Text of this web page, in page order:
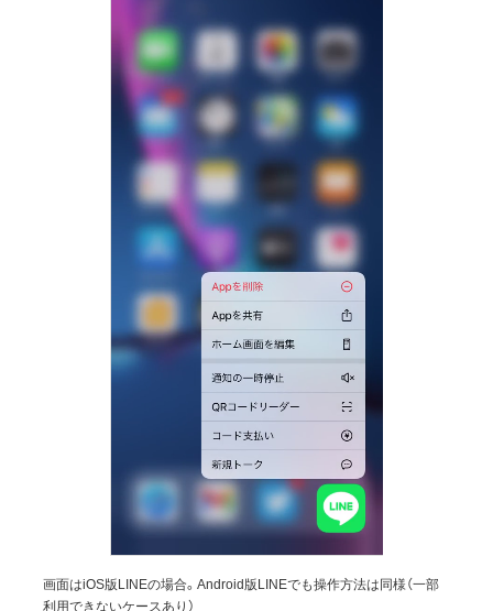
画面はiOS版LINEの場合。Android版LINEでも操作方法は同様（一部
利用できないケースあり）